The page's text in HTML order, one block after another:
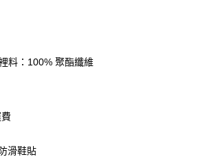
料：100% 聚酯纖維
滑鞋貼